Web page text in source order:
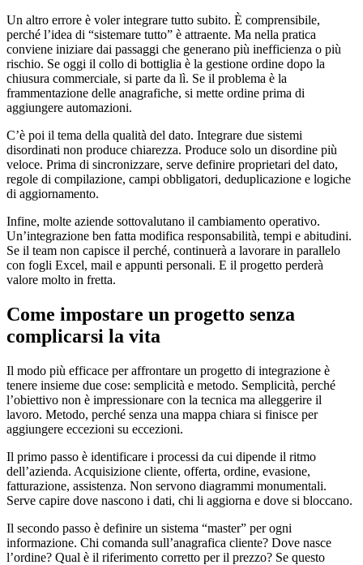
Un altro errore è voler integrare tutto subito. È comprensibile,
perché l’idea di “sistemare tutto” è attraente. Ma nella pratica
conviene iniziare dai passaggi che generano più inefficienza o più
rischio. Se oggi il collo di bottiglia è la gestione ordine dopo la
chiusura commerciale, si parte da lì. Se il problema è la
frammentazione delle anagrafiche, si mette ordine prima di
aggiungere automazioni.
C’è poi il tema della qualità del dato. Integrare due sistemi
disordinati non produce chiarezza. Produce solo un disordine più
veloce. Prima di sincronizzare, serve definire proprietari del dato,
regole di compilazione, campi obbligatori, deduplicazione e logiche
di aggiornamento.
Infine, molte aziende sottovalutano il cambiamento operativo.
Un’integrazione ben fatta modifica responsabilità, tempi e abitudini.
Se il team non capisce il perché, continuerà a lavorare in parallelo
con fogli Excel, mail e appunti personali. E il progetto perderà
valore molto in fretta.
Come impostare un progetto senza
complicarsi la vita
Il modo più efficace per affrontare un progetto di integrazione è
tenere insieme due cose: semplicità e metodo. Semplicità, perché
l’obiettivo non è impressionare con la tecnica ma alleggerire il
lavoro. Metodo, perché senza una mappa chiara si finisce per
aggiungere eccezioni su eccezioni.
Il primo passo è identificare i processi da cui dipende il ritmo
dell’azienda. Acquisizione cliente, offerta, ordine, evasione,
fatturazione, assistenza. Non servono diagrammi monumentali.
Serve capire dove nascono i dati, chi li aggiorna e dove si bloccano.
Il secondo passo è definire un sistema “master” per ogni
informazione. Chi comanda sull’anagrafica cliente? Dove nasce
l’ordine? Qual è il riferimento corretto per il prezzo? Se questo